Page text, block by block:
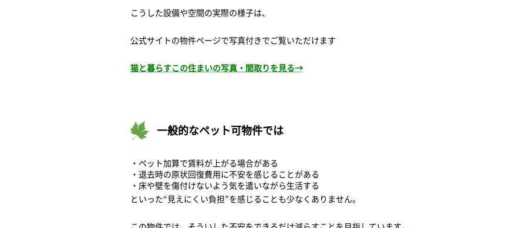
こうした設備や空間の実際の様子は、
公式サイトの物件ページで写真付きでご覧いただけます
猫と暮らすこの住まいの写真・間取りを見る→
一般的なペット可物件では
・ペット加算で賃料が上がる場合がある
・退去時の原状回復費用に不安を感じることがある
・床や壁を傷付けないよう気を遣いながら生活する
といった“見えにくい負担”を感じることも少なくありません。